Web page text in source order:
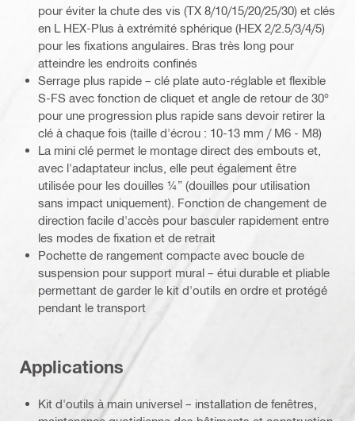
pour éviter la chute des vis (TX 8/10/15/20/25/30) et clés
en L HEX-Plus à extrémité sphérique (HEX 2/2.5/3/4/5)
pour les fixations angulaires. Bras très long pour
atteindre les endroits confinés
Serrage plus rapide – clé plate auto-réglable et flexible
S-FS avec fonction de cliquet et angle de retour de 30°
pour une progression plus rapide sans devoir retirer la
clé à chaque fois (taille d'écrou : 10-13 mm / M6 - M8)
La mini clé permet le montage direct des embouts et,
avec l'adaptateur inclus, elle peut également être
utilisée pour les douilles ¼” (douilles pour utilisation
sans impact uniquement). Fonction de changement de
direction facile d'accès pour basculer rapidement entre
les modes de fixation et de retrait
Pochette de rangement compacte avec boucle de
suspension pour support mural – étui durable et pliable
permettant de garder le kit d'outils en ordre et protégé
pendant le transport
Applications
Kit d'outils à main universel – installation de fenêtres,